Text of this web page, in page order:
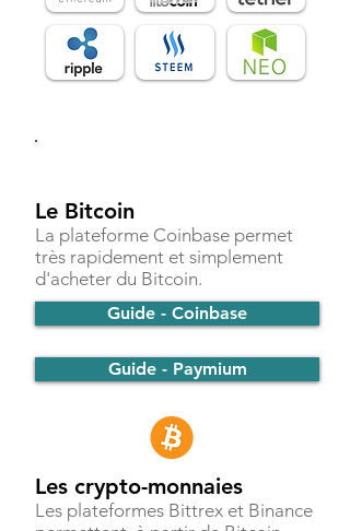
Le Bitcoin
La plateforme Coinbase permet
très rapidement et simplement
d'acheter du Bitcoin.
Guide - Coinbase
Guide - Paymium
Les crypto-monnaies
Les plateformes Bittrex et Binance